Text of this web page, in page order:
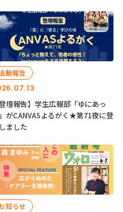
動報告
登壇報告】学生広報部「ゆにあっ
がCANVASよるがく★第71夜に登
ました
知らせ